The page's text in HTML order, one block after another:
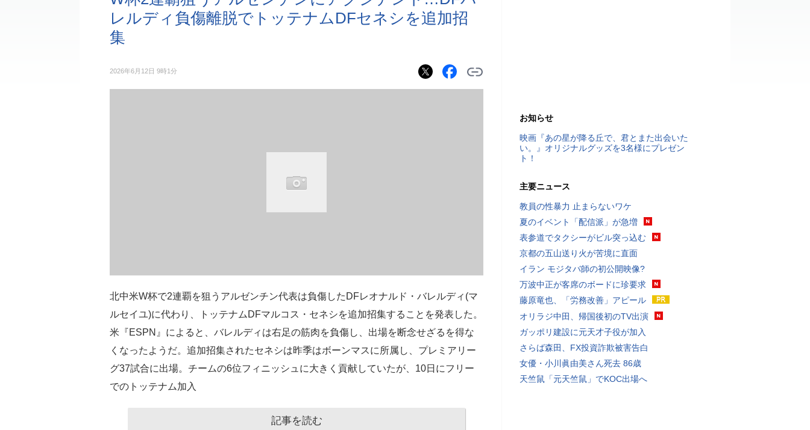
レルディ負傷離脱でトッテナムDFセネシを追加招
集
2026年6月12日 9時1分
北中米W杯で2連覇を狙うアルゼンチン代表は負傷したDFレオナルド・バレルディ(マ
ルセイユ)に代わり、トッテナムDFマルコス・セネシを追加招集することを発表した。
米『ESPN』によると、バレルディは右足の筋肉を負傷し、出場を断念せざるを得な
くなったようだ。追加招集されたセネシは昨季はボーンマスに所属し、プレミアリー
グ37試合に出場。チームの6位フィニッシュに大きく貢献していたが、10日にフリー
でのトッテナム加入
記事を読む
お知らせ
映画『あの星が降る丘で、君とまた出会いた
い。』オリジナルグッズを3名様にプレゼン
ト！
主要ニュース
教員の性暴力 止まらないワケ
夏のイベント「配信派」が急増
表参道でタクシーがビル突っ込む
京都の五山送り火が苦境に直面
イラン モジタバ師の初公開映像?
万波中正が客席のボードに珍要求
藤原竜也、「労務改善」アピール
オリラジ中田、帰国後初のTV出演
ガッポリ建設に元天才子役が加入
さらば森田、FX投資詐欺被害告白
女優・小川眞由美さん死去 86歳
天竺鼠「元天竺鼠」でKOC出場へ